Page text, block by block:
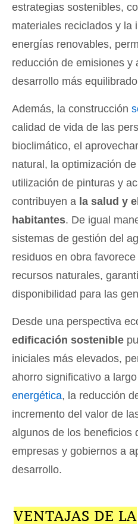
estrategias sostenibles,
materiales reciclados y la
energías renovables,
reducción de emisiones y
desarrollo más
Además, la construcción
calidad de vida de las
bioclimático, el
natural, la optimización
utilización de pinturas y
contribuyen a la salud y
habitantes. De igual
sistemas de gestión del
residuos en obra
recursos naturales,
disponibilidad para las
Desde una perspectiva
edificación sostenible
iniciales más elevados,
ahorro significativo a
energética, la reducción
incremento del valor de
algunos de los beneficios
empresas y gobiernos a
desarrollo.
VENTAJAS DE LA